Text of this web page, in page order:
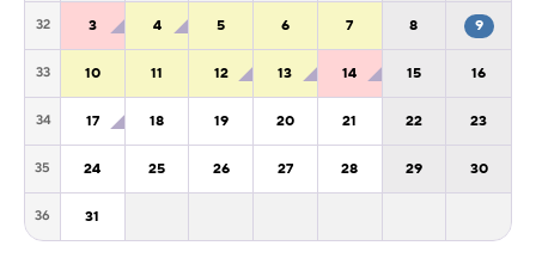
32 3 4 5 6 7 8 9
33 10 11 12 13 14 15 16
34 17 18 19 20 21 22 23
35 24 25 26 27 28 29 30
36 31